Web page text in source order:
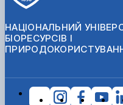
НАЦІОНАЛЬНИЙ
БІОРЕСУРСІВ І